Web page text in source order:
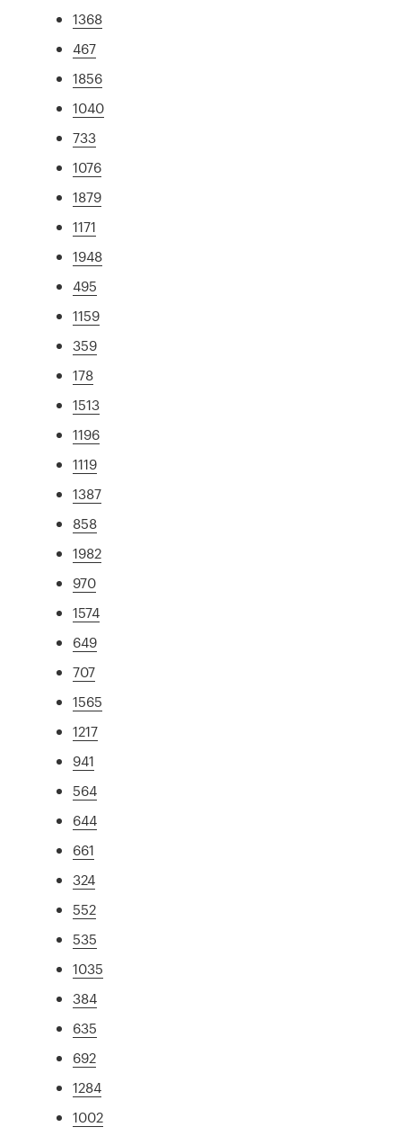
1368
467
1856
1040
733
1076
1879
1171
1948
495
1159
359
178
1513
1196
1119
1387
858
1982
970
1574
649
707
1565
1217
941
564
644
661
324
552
535
1035
384
635
692
1284
1002